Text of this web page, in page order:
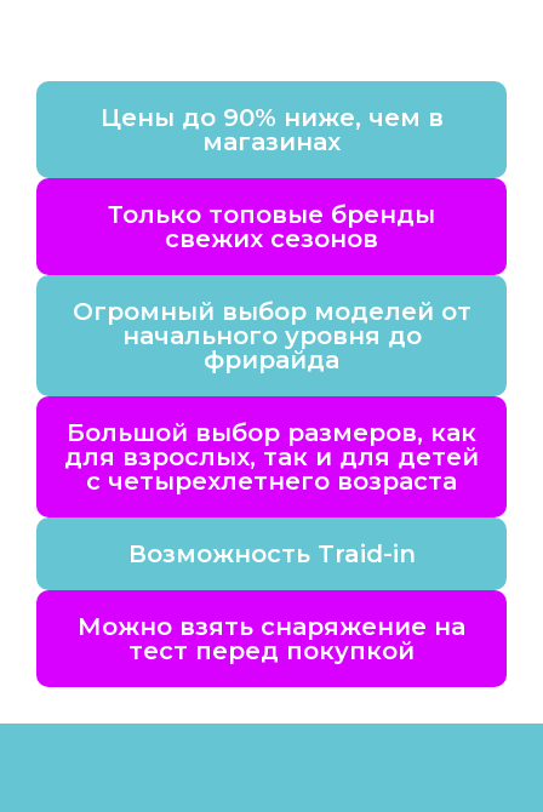
Цены до 90% ниже, чем в
магазинах
Только топовые бренды
свежих сезонов
Большой выбор размеров, как
для взрослых, так и для детей
с четырехлетнего возраста
Огромный выбор моделей от
начального уровня до
фрирайда
Возможность Traid-in
Можно взять снаряжение на
тест перед покупкой